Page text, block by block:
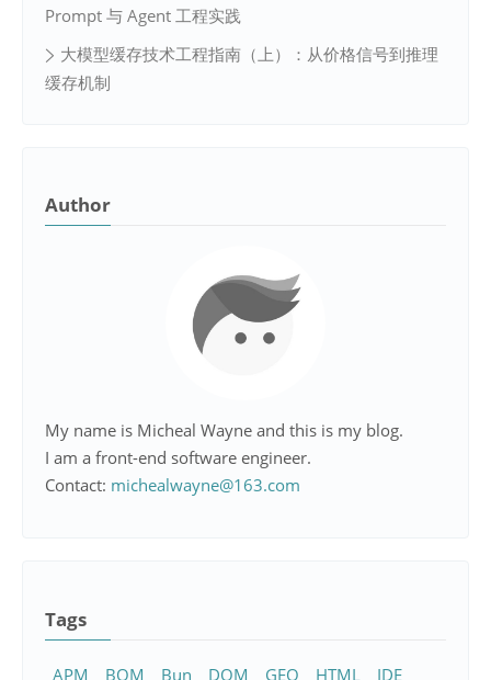
Prompt 与 Agent 工程实践
大模型缓存技术工程指南（上）：从价格信号到推理
缓存机制
Author
My name is Micheal Wayne and this is my blog.
I am a front-end software engineer.
Contact: michealwayne@163.com
Tags
APM BOM Bun DOM GEO HTML
IDE